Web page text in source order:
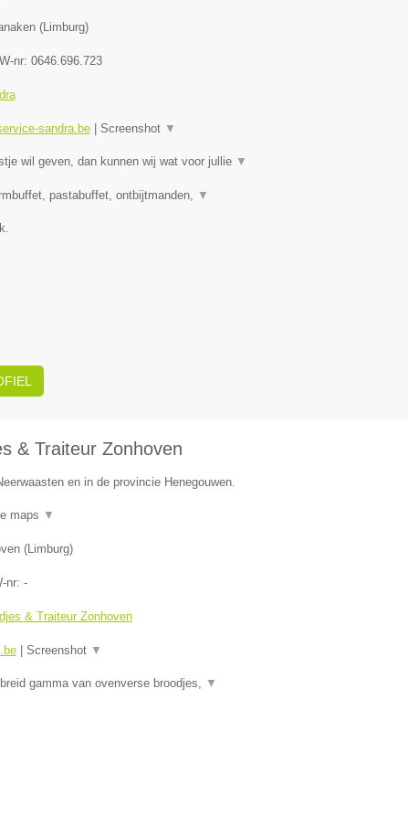
(Limburg)
nr: 0646.696.723
sandra.be| Screenshot ▼
wil geven, dan kunnen wij wat voor jullie ▼
pastabuffet, ontbijtmanden, ▼
& Traiteur Zonhoven
en in de provincie Henegouwen.
maps ▼
(Limburg)
nr: -
& Traiteur Zonhoven
| Screenshot ▼
gamma van ovenverse broodjes, ▼